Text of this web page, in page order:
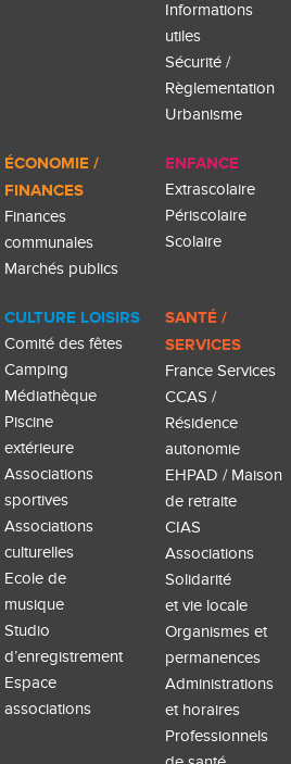
Informations
utiles
Sécurité /
Règlementation
Urbanisme
ÉCONOMIE /
FINANCES
Finances
communales
Marchés publics
ENFANCE
Extrascolaire
Périscolaire
Scolaire
CULTURE LOISIRS
Comité des fêtes
Camping
Médiathèque
Piscine
extérieure
Associations
sportives
Associations
culturelles
Ecole de
musique
Studio
d’enregistrement
Espace
associations
SANTÉ /
SERVICES
France Services
CCAS /
Résidence
autonomie
EHPAD / Maison
de retraite
CIAS
Associations
Solidarité
et vie locale
Organismes et
permanences
Administrations
et horaires
Professionnels